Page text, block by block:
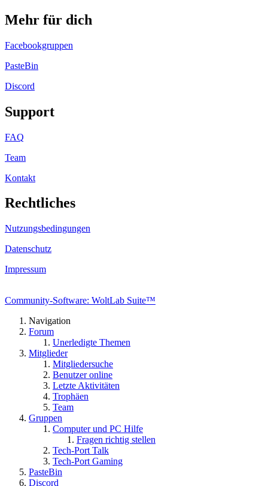
Mehr für dich
Facebookgruppen
PasteBin
Discord
Support
FAQ
Team
Kontakt
Rechtliches
Nutzungsbedingungen
Datenschutz
Impressum
Community-Software: WoltLab Suite™
Navigation
Forum
Unerledigte Themen
Mitglieder
Mitgliedersuche
Benutzer online
Letzte Aktivitäten
Trophäen
Team
Gruppen
Computer und PC Hilfe
Fragen richtig stellen
Tech-Port Talk
Tech-Port Gaming
PasteBin
Discord